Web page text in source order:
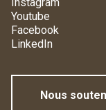
Youtube
Facebook
LinkedIn
Nous